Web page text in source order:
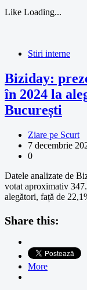
Like Loading...
Stiri interne
Biziday:
în 2024 la
București
Ziare pe Scurt
7 decembrie
0
Datele analizate de
votat aproximativ
alegători, față de
Share this:
More